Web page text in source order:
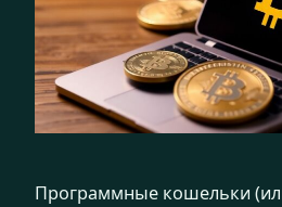
Программные кошельки